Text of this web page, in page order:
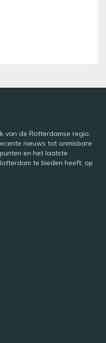
van de Rotterdamse regio.
nieuws tot onmisbare
en het laatste
te bieden heeft, op